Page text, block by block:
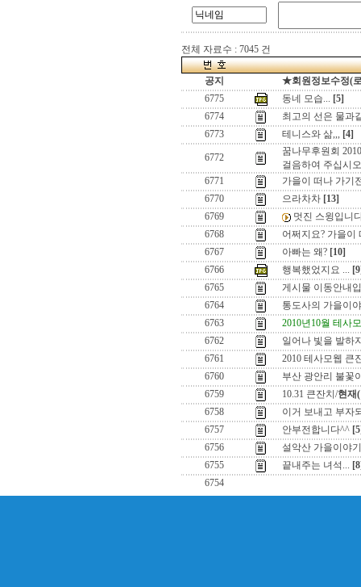
전체 자료수 : 7045 건
공지
★회원정보수정(
6775
동네 모습... [5]
6774
최고의 선은 물과
6773
테니스와 삶,,, [4]
6772
꿈나무후원회
걸음하여 주십시오
6771
가을이 떠나 가기
6770
으라차차 [13]
6769
멋진 스윙입니
6768
어쩌지요? 가을이
6767
아빠는 왜? [10]
6766
행복했었지요 ...
6765
게시물 이동안내
6764
통도사의 가을이
6763
2010년10월 테사
6762
일어나 빛을 발하
6761
2010 테사모웹 큰
6760
부산 광안리 불꽃
6759
10.31 큰잔치/현재
6758
이거 보내고 부자
6757
안부전합니다^^
6756
설악산 가을이야기
6755
끝내주는 녀석...
6754